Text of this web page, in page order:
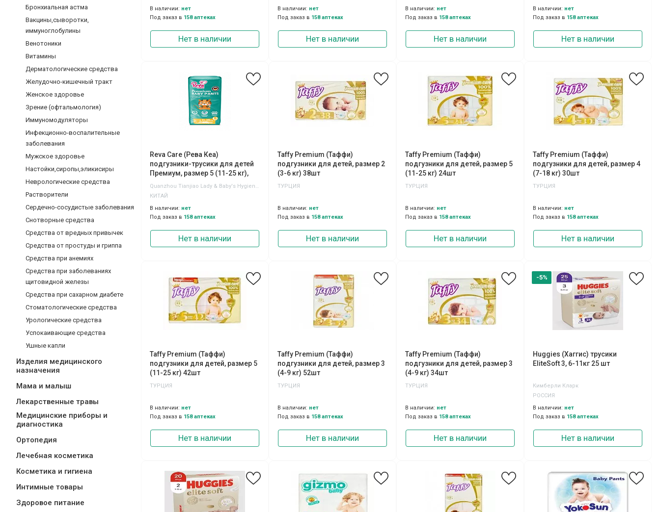
Бронхиальная астма
Вакцины,сыворотки,
иммуноглобулины
Венотоники
Витамины
Дерматологические средства
Желудочно-кишечный тракт
Женское здоровье
Зрение (офтальмология)
Иммуномодуляторы
Инфекционно-воспалительные
заболевания
Мужское здоровье
Настойки,сиропы,эликисиры
Неврологические средства
Растворители
Сердечно-сосудистые заболевания
Снотворные средства
Средства от вредных привычек
Средства от простуды и гриппа
Средства при анемиях
Средства при заболеваниях
щитовидной железы
Средства при сахарном диабете
Стоматологические средства
Урологические средства
Успокаивающие средства
Ушные капли
Изделия медицинского
назначения
Мама и малыш
Лекарственные травы
Медицинские приборы и
диагностика
Ортопедия
Лечебная косметика
Косметика и гигиена
Интимные товары
Здоровое питание
В наличии: нет
Под заказ в 158 аптеках
Нет в наличии
В наличии: нет
Под заказ в 158 аптеках
Нет в наличии
В наличии: нет
Под заказ в 158 аптеках
Нет в наличии
В наличии: нет
Под заказ в 158 аптеках
Нет в наличии
Reva Care (Рева Кеа)
подгузники-трусики для детей
Премиум, размер 5 (11-25 кг),
40шт
КИТАЙ
В наличии: нет
Под заказ в 158 аптеках
Нет в наличии
Taffy Premium (Таффи)
подгузники для детей, размер 2
(3-6 кг) 38шт
ТУРЦИЯ
В наличии: нет
Под заказ в 158 аптеках
Нет в наличии
Taffy Premium (Таффи)
подгузники для детей, размер 5
(11-25 кг) 24шт
ТУРЦИЯ
В наличии: нет
Под заказ в 158 аптеках
Нет в наличии
Taffy Premium (Таффи)
подгузники для детей, размер 4
(7-18 кг) 30шт
ТУРЦИЯ
В наличии: нет
Под заказ в 158 аптеках
Нет в наличии
Taffy Premium (Таффи)
подгузники для детей, размер 5
(11-25 кг) 42шт
ТУРЦИЯ
В наличии: нет
Под заказ в 158 аптеках
Нет в наличии
Taffy Premium (Таффи)
подгузники для детей, размер 3
(4-9 кг) 52шт
ТУРЦИЯ
В наличии: нет
Под заказ в 158 аптеках
Нет в наличии
Taffy Premium (Таффи)
подгузники для детей, размер 3
(4-9 кг) 34шт
ТУРЦИЯ
В наличии: нет
Под заказ в 158 аптеках
Нет в наличии
-5%
Huggies (Хаггис) трусики
EliteSoft 3, 6-11кг 25 шт
Кимберли Кларк
РОССИЯ
В наличии: нет
Под заказ в 158 аптеках
Нет в наличии